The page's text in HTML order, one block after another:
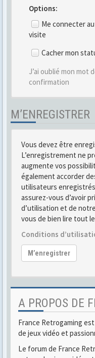
Options:
Me connecter
visite
Cacher mon
J’ai oublié mon mot
confirmation
M’ENREGISTRER
Vous devez être
L’enregistrement ne
augmente vos
également accorder
utilisateurs
assurez-vous d’avoir
d’utilisation et de
vous de bien lire tout
Conditions
M’enregistrer
A PROPOS DE
France Retrogaming
de jeux vidéo et
Le forum de France